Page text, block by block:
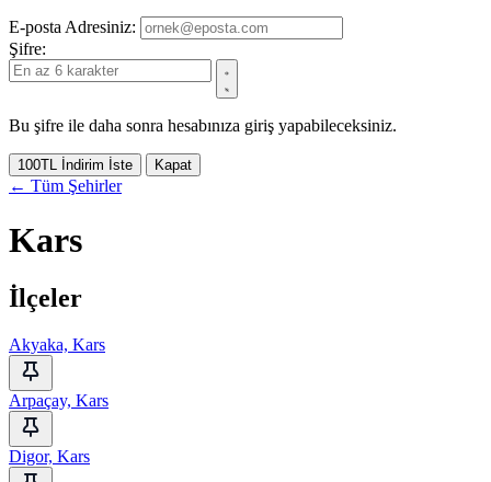
E-posta Adresiniz:
Şifre:
Bu şifre ile daha sonra hesabınıza giriş yapabileceksiniz.
100TL İndirim İste Kapat
← Tüm Şehirler
Kars
İlçeler
Akyaka, Kars
Arpaçay, Kars
Digor, Kars